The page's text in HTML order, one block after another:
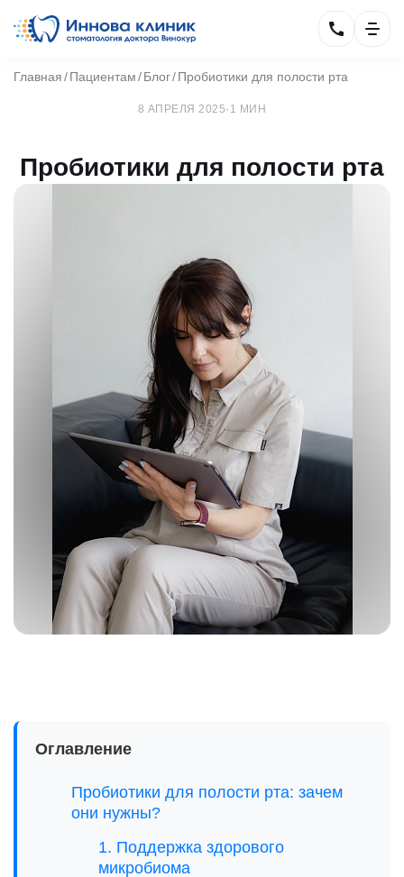
Главная Пациентам Блог Пробиотики для полости рта
8 АПРЕЛЯ 2025· 1 МИН
Пробиотики для полости рта
Оглавление
Пробиотики для полости рта: зачем
они нужны?
1. Поддержка здорового
микробиома